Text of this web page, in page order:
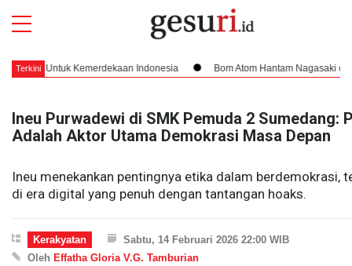
Terkini Indonesia Bom Atom Hantam Nagasaki dan Penegasan
‎Ineu Purwadewi di SMK Pemuda 2 Sumedang:
Adalah Aktor Utama Demokrasi Masa Depan
‎Ineu menekankan pentingnya etika dalam berdemokrasi,
di era digital yang penuh dengan tantangan hoaks.
Kerakyatan
Sabtu, 14 Februari 2026 22:00 WIB
Oleh Effatha Gloria V.G. Tamburian